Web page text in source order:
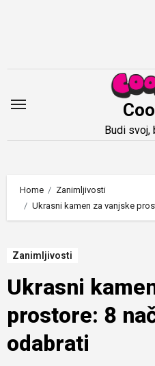
Budi svoj,
Home
Zanimljivosti
Ukrasni kamen za vanjske
Zanimljivosti
Ukrasni
prostore: 8
odabrati